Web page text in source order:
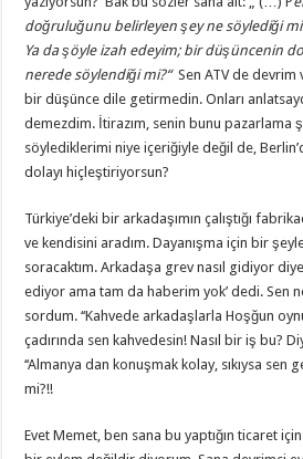
doğruluğunu belirleyen şey ne söylediği
Ya da şöyle izah edeyim; bir düşüncenin
nerede söylendiği mi?“Sen ATV de
bir düşünce dile getirmedin. Onları
demezdim. İtirazım, senin bunu pazarlama
söylediklerimi niye içeriğiyle değil de,
dolayı hiçleştiriyorsun?
Türkiye’deki bir arkadaşımın çalıştığı
ve kendisini aradım. Dayanışma için bir
soracaktım. Arkadaşa grev nasıl gidiyor
ediyor ama tam da haberim yok’ dedi. Sen
sordum. ‘‘Kahvede arkadaşlarla Hoşğun
çadırında sen kahvedesin! Nasıl bir iş bu?
‘‘Almanya dan konuşmak kolay, sıkıysa sen
mi?!!
Evet Memet, ben sana bu yaptığın ticaret